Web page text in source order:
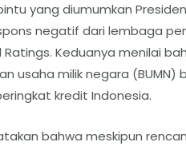
yang diumumkan
negatif dari lembaga
Ratings. Keduanya menilai
usaha milik negara
kredit Indonesia.
bahwa meskipun